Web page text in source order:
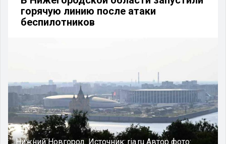
горячую линию после атаки
беспилотников
Нижний Новгород. Источник: ria.ru Автор фото: